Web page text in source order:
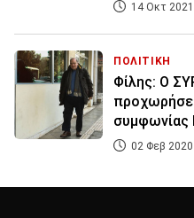
14 Οκτ
ΠΟΛΙΤΙΚΗ
Φίλης: Ο
συμφωνίας
02 Φεβ